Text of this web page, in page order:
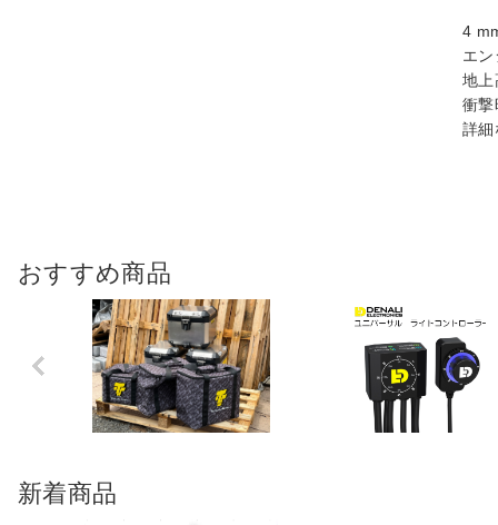
4
エ
地上
衝撃
詳細
おすすめ商品
Previo
us
新着商品